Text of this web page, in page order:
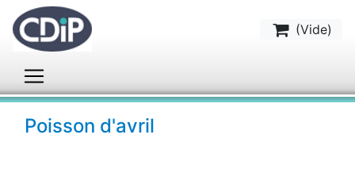
(Vide)
Poisson d'avril